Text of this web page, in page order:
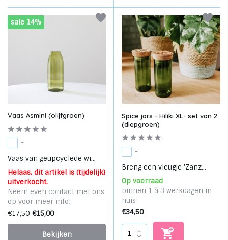
sale 14%
Vaas Asmini (olijfgroen)
-
Vaas van geupcyclede wi...
Helaas, dit artikel is (tijdelijk)
uitverkocht.
Neem even contact met ons
op voor meer info!
€17,50 €15,00
Bekijken
Spice jars - Hiliki XL- set van 2
(diepgroen)
-
Breng een vleugje 'Zanz...
Op voorraad
binnen 1 à 3 werkdagen in
huis
€34,50